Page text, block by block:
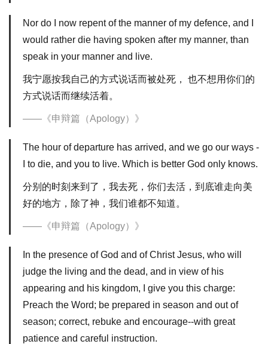
Nor do I now repent of the manner of my defence, and I
would rather die having spoken after my manner, than
speak in your manner and live.
我宁愿按我自己的方式说话而被处死， 也不想用你们的
方式说话而继续活着。
《申辩篇（Apology）》
The hour of departure has arrived, and we go our ways -
I to die, and you to live. Which is better God only knows.
分别的时刻来到了，我去死，你们去活，到底谁走向美
好的地方，除了神，我们谁都不知道。
《申辩篇（Apology）》
In the presence of God and of Christ Jesus, who will
judge the living and the dead, and in view of his
appearing and his kingdom, I give you this charge:
Preach the Word; be prepared in season and out of
season; correct, rebuke and encourage--with great
patience and careful instruction.